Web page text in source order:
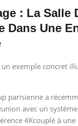
: La Salle
Dans Une
un exemple concret
parisienne a
avec un
4Kcouplé à